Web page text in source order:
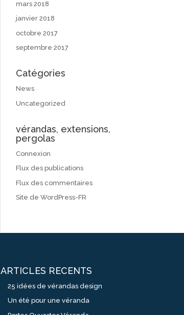
mars 2018
janvier 2018
octobre 2017
septembre 2017
Catégories
News
Uncategorized
vérandas, extensions,
pergolas
Connexion
Flux des publications
Flux des commentaires
Site de WordPress-FR
ARTICLES RECENTS
25 idées de vérandas design
Un été pour une véranda